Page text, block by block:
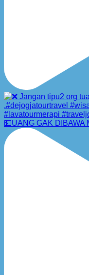
💵UANG GAK DIBAWA